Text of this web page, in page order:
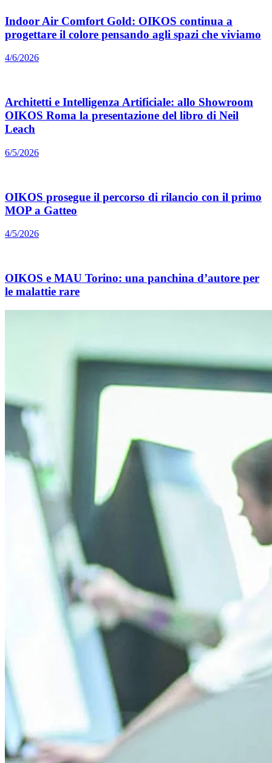
Indoor Air Comfort Gold: OIKOS continua a
progettare il colore pensando agli spazi che viviamo
4/6/2026
Architetti e Intelligenza Artificiale: allo Showroom
OIKOS Roma la presentazione del libro di Neil
Leach
6/5/2026
OIKOS prosegue il percorso di rilancio con il primo
MOP a Gatteo
4/5/2026
OIKOS e MAU Torino: una panchina d’autore per
le malattie rare